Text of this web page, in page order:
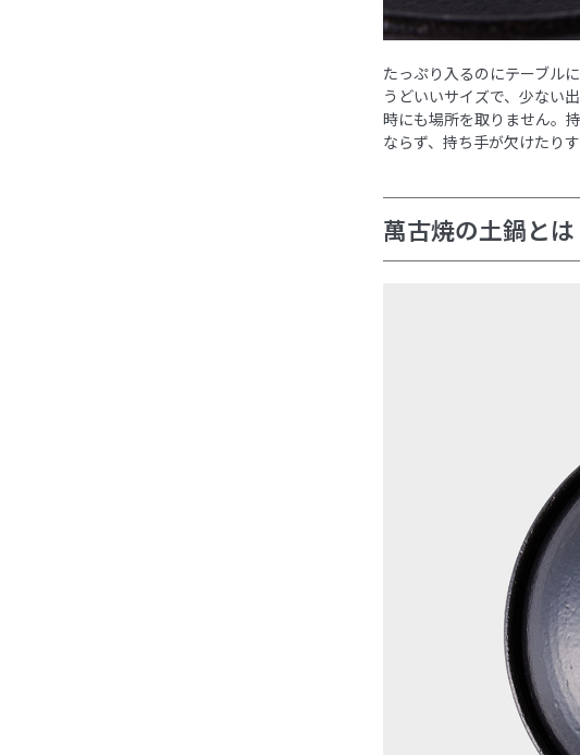
たっぷり入るのにテーブル
うどいいサイズで、少ない
時にも場所を取りません。
ならず、持ち手が欠けたり
萬古焼の土鍋とは